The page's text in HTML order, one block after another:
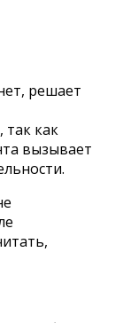
решает
как
вызывает